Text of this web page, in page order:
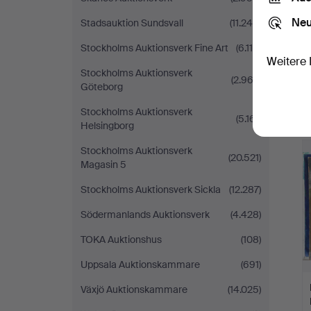
Stadsauktion Sundsvall
(11.240)
Stockholms Auktionsverk Fine Art
(6.110)
Stockholms Auktionsverk
Göteborg
(2.962)
Stockholms Auktionsverk
Helsingborg
(5.161)
Stockholms Auktionsverk
Magasin 5
(20.521)
Stockholms Auktionsverk Sickla
(12.287)
Södermanlands Auktionsverk
(4.428)
TOKA Auktionshus
(108)
Uppsala Auktionskammare
(691)
Växjö Auktionskammare
(14.025)
Weitere